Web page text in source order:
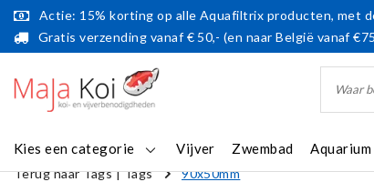
Actie: 15% korting op alle Aquafiltrix producten, met
Gratis verzending vanaf € 50,- (en naar België vanaf
Kies een categorie Vijver Zwembad Aquarium
Terug naar Tags|Tags 90x50mm